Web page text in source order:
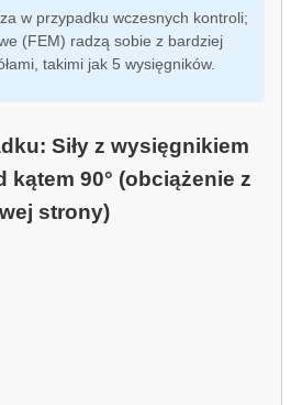
w przypadku wczesnych kontroli;
(FEM) radzą sobie z bardziej
takimi jak 5 wysięgników.
Siły z wysięgnikiem
kątem 90° (obciążenie z
strony)